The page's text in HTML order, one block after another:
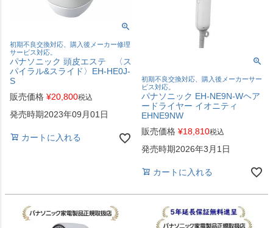
初期不良交換対応、購入後メーカー修理
サービス対応。
パナソニック 頭皮エステ 〈ス
パイラル&スライド〉EH-HE0J-
S
販売価格 ¥20,800税込
発売時期2023年09月01日
カートに入れる
初期不良交換対応、購入後メーカーサー
ビス対応。
パナソニック EH-NE9N-Wヘア
ードライヤー イオニティ
EHNE9NW
販売価格 ¥18,810税込
発売時期2026年3月1日
カートに入れる